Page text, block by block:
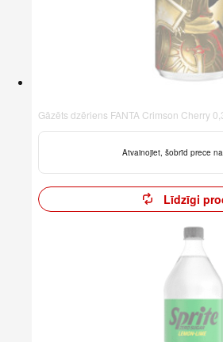
Gāzēts dzēriens FANTA Crimson Cherry
Atvainojiet, šobrīd prece
Līdzīgi